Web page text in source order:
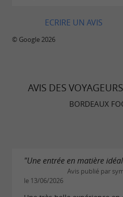
ECRIRE UN AVIS
© Google 2026
AVIS DES VOYAGEURS
BORDEAUX
"Une entrée en matière
Avis publié par
le 13/06/2026